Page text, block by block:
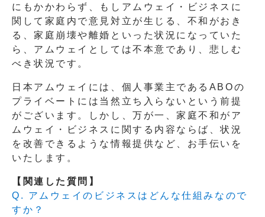
にもかかわらず、もしアムウェイ・ビジネスに
関して家庭内で意見対立が生じる、不和がおき
る、家庭崩壊や離婚といった状況になっていた
ら、アムウェイとしては不本意であり、悲しむ
べき状況です。
日本アムウェイには、個人事業主であるABOの
プライベートには当然立ち入らないという前提
がございます。しかし、万が一、家庭不和がア
ムウェイ・ビジネスに関する内容ならば、状況
を改善できるような情報提供など、お手伝いを
いたします。
【関連した質問】
Q. アムウェイのビジネスはどんな仕組みなので
すか？